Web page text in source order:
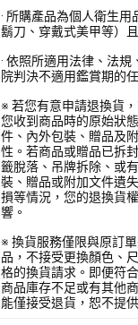
· 所購產品為個人衛生用
鬍刀、穿戴式美甲等）
· 依照所適用法律、法
院判決不適用鑑賞期的
※ 若您有意申請退換貨
您收到商品時的原始狀
件、內外包裝、贈品及
性。若商品或贈品已拆
籤脫落、吊牌拆除、或
裝、贈品或附加文件遺
損等情況，您的退換貨
響。
※ 換貨服務僅限與原訂
品，不接受更換顏色、
格的換貨請求。即便符
商品庫存不足或有其他
能僅接受退貨，恕不提